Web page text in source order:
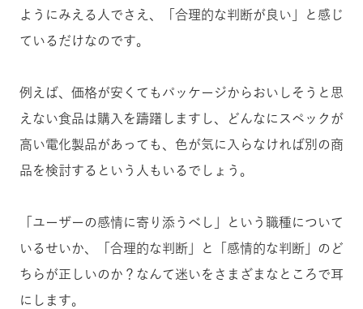
ようにみえる人でさえ、「合理的な判断が良い」と感じ
ているだけなのです。
例えば、価格が安くてもパッケージからおいしそうと思
えない食品は購入を躊躇しますし、どんなにスペックが
高い電化製品があっても、色が気に入らなければ別の商
品を検討するという人もいるでしょう。
「ユーザーの感情に寄り添うべし」という職種について
いるせいか、「合理的な判断」と「感情的な判断」のど
ちらが正しいのか？なんて迷いをさまざまなところで耳
にします。